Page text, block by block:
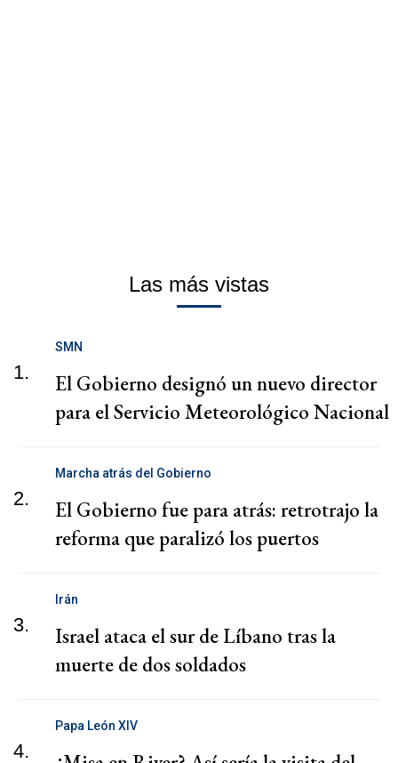
Las más vistas
1.
SMN
El Gobierno designó un nuevo director
para el Servicio Meteorológico Nacional
2.
Marcha atrás del Gobierno
El Gobierno fue para atrás: retrotrajo la
reforma que paralizó los puertos
3.
Irán
Israel ataca el sur de Líbano tras la
muerte de dos soldados
4.
Papa León XIV